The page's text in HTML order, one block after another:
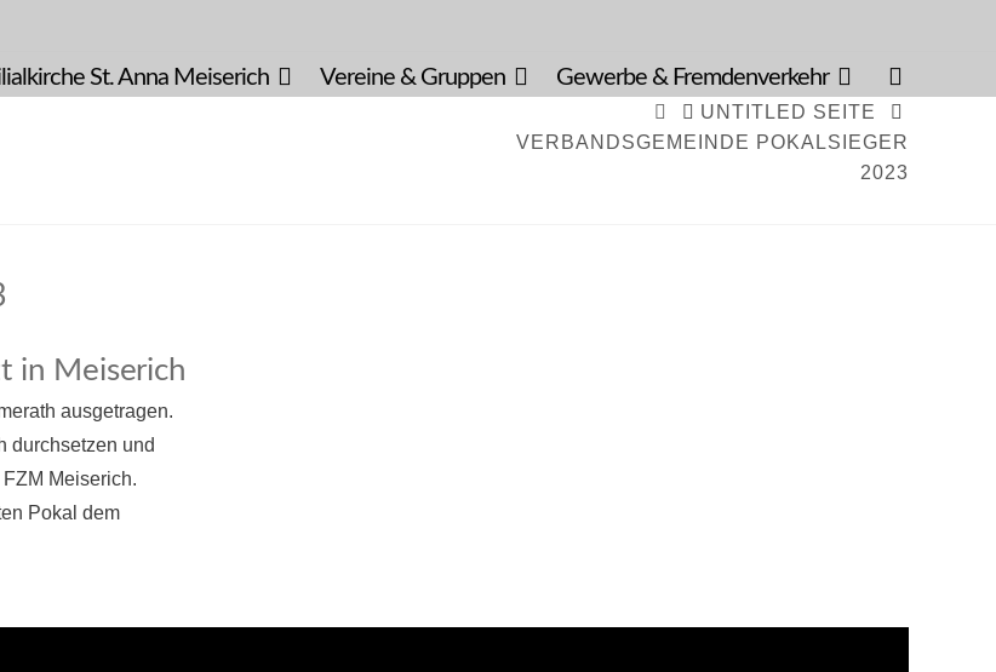
St. Anna Meiserich Vereine & Gruppen Gewerbe & Fremdenverkehr
HOMEUNTITLED SEITE
VERBANDSGEMEINDE POKALSIEGER
2023
in Meiserich
ausgetragen.
durchsetzen und
Meiserich.
Pokal dem